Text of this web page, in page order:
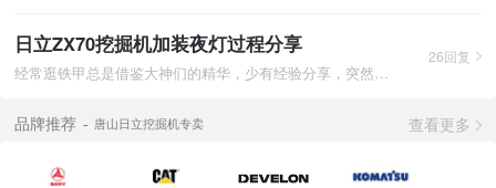
日立ZX70挖掘机加装夜灯过程分享
经常逛铁甲总是借鉴大神们的精华，少有经验分享，突然觉得我很闷
26回复
品牌推荐 唐山日立挖掘机专卖 查看更多